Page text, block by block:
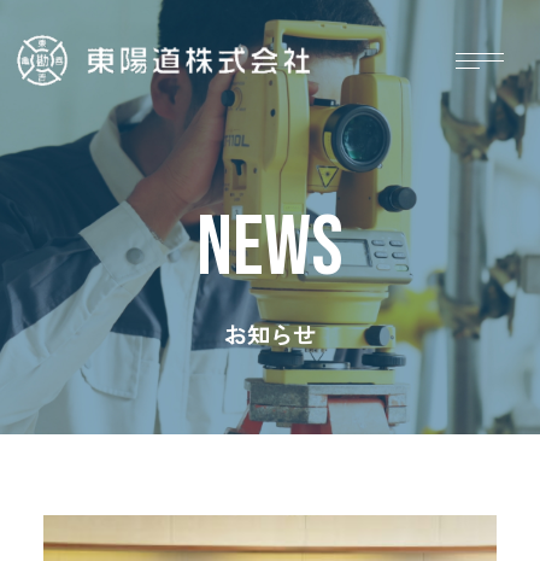
ホーム
会社概要
施工実績
お問い合わせ
NEWS
お知らせ